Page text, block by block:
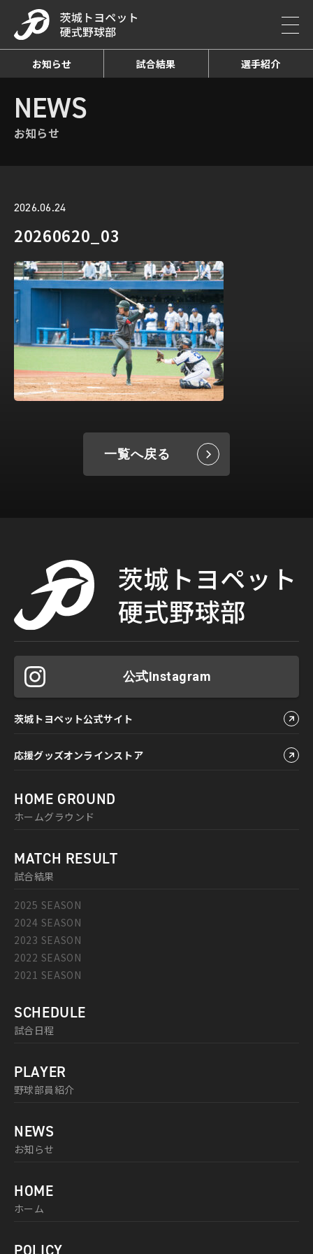
お知らせ 試合結果 選手紹介
HOME お知らせ詳細
NEWS
お知らせ
2026.06.24
20260620_03
一覧へ戻る
公式Instagram
茨城トヨペット公式サイト
応援グッズオンラインストア
HOME GROUND
ホームグラウンド
MATCH RESULT
試合結果
2025 SEASON
2024 SEASON
2023 SEASON
2022 SEASON
2021 SEASON
SCHEDULE
試合日程
PLAYER
野球部員紹介
NEWS
お知らせ
HOME
ホーム